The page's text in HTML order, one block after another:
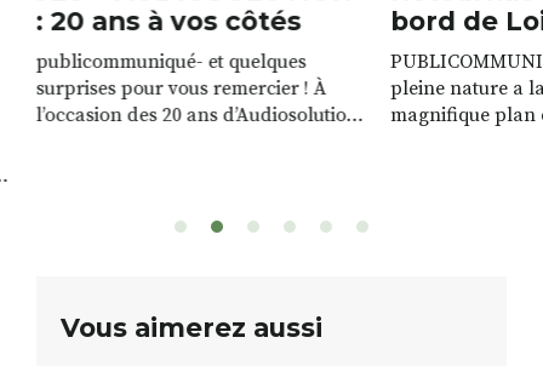
: 20 ans à vos côtés
publicommuniqué- et quelques
surprises pour vous remercier ! À
l’occasion des 20 ans d’Audiosolution,
sont à gagner, sélectionnés auprès
12h à […]
bord de
pleine nature a
magnifique plan
Vous aimerez aussi